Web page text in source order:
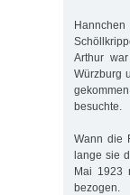
Arthur
Würzburg
besuchte.
Wann die
lange sie
Mai 1923
bezogen.